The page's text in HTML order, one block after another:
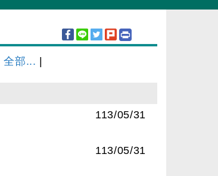
|全部...
113/05/31
113/05/31